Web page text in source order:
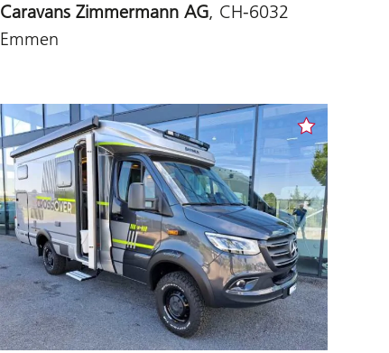
Caravans Zimmermann AG, CH-6032
Emmen